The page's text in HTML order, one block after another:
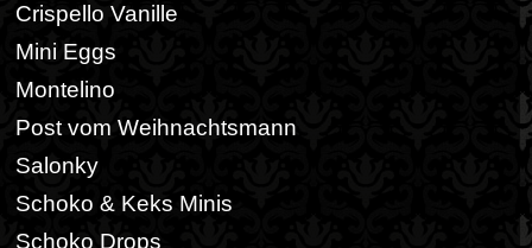
Crispello Vanille
Mini Eggs
Montelino
Post vom Weihnachtsmann
Salonky
Schoko & Keks Minis
Schoko Drops